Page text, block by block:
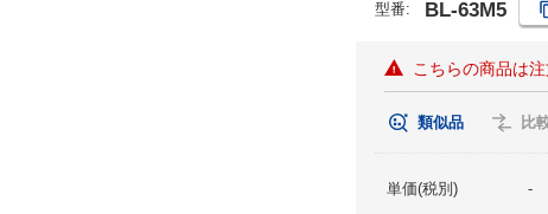
型番: BL-63M5
こちらの商品は
類似品 比
単価(税別) -